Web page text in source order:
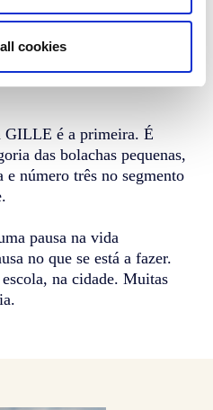
cookies
representa
é a bolacha sueca
das vendas desta
GILLE é a primeira. É
das bolachas pequenas,
e número três no segmento
pausa na vida
no que se está a fazer.
na cidade. Muitas